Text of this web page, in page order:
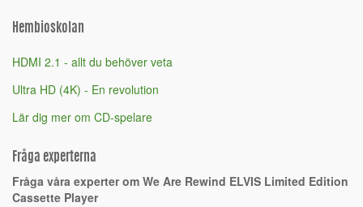
Hembioskolan
HDMI 2.1 - allt du behöver veta
Ultra HD (4K) - En revolution
Lär dig mer om CD-spelare
Fråga experterna
Fråga våra experter om We Are Rewind ELVIS Limited Edition
Cassette Player